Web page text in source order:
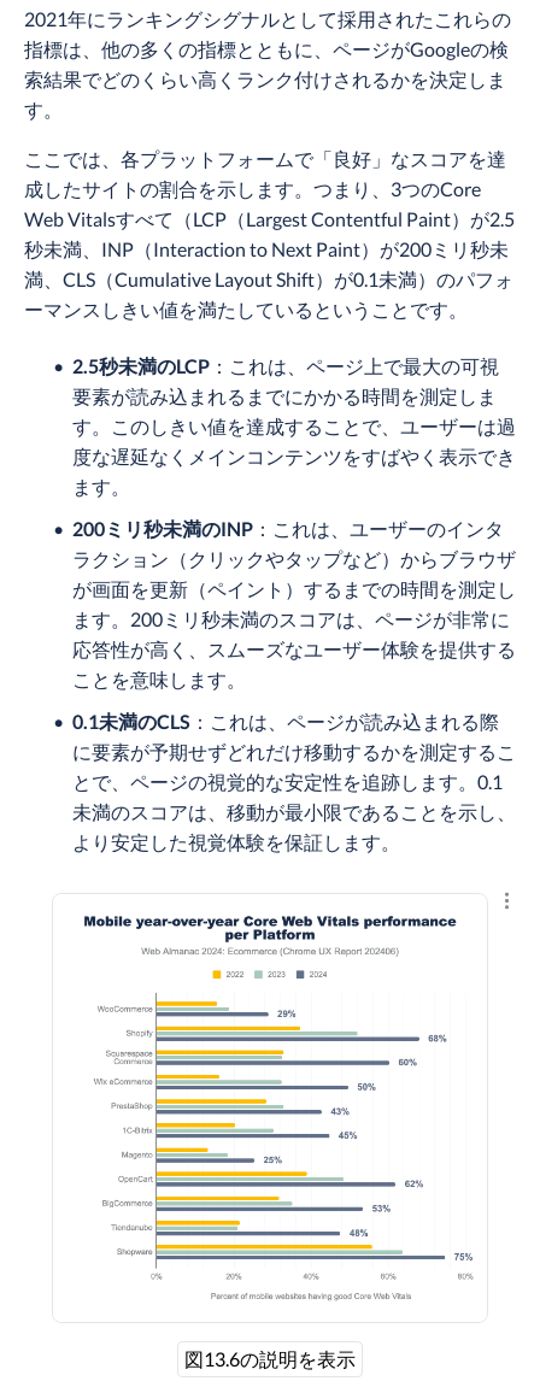
2021年にランキングシグナルとして採用されたこれらの
指標は、他の多くの指標とともに、ページがGoogleの検
索結果でどのくらい高くランク付けされるかを決定しま
す。
ここでは、各プラットフォームで「良好」なスコアを達
成したサイトの割合を示します。つまり、3つのCore
Web Vitalsすべて（LCP（Largest Contentful Paint）が2.5
秒未満、INP（Interaction to Next Paint）が200ミリ秒未
満、CLS（Cumulative Layout Shift）が0.1未満）のパフォ
ーマンスしきい値を満たしているということです。
2.5秒未満のLCP ：これは、ページ上で最大の可視
要素が読み込まれるまでにかかる時間を測定しま
す。このしきい値を達成することで、ユーザーは過
度な遅延なくメインコンテンツをすばやく表示でき
ます。
200ミリ秒未満のINP ：これは、ユーザーのインタ
ラクション（クリックやタップなど）からブラウザ
が画面を更新（ペイント）するまでの時間を測定し
ます。200ミリ秒未満のスコアは、ページが非常に
応答性が高く、スムーズなユーザー体験を提供する
ことを意味します。
0.1未満のCLS ：これは、ページが読み込まれる際
に要素が予期せずどれだけ移動するかを測定するこ
とで、ページの視覚的な安定性を追跡します。0.1
未満のスコアは、移動が最小限であることを示し、
より安定した視覚体験を保証します。
結
図13.6の説明を表示